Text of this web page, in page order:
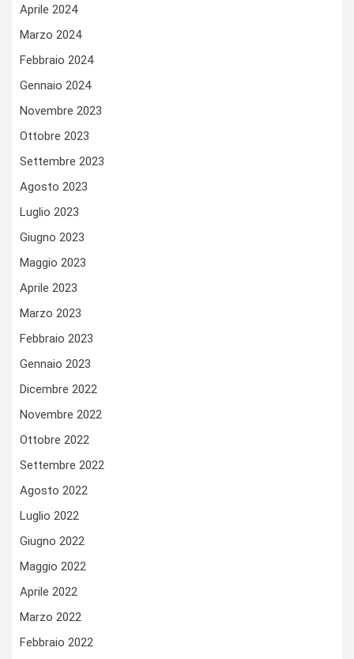
Aprile 2024
Marzo 2024
Febbraio 2024
Gennaio 2024
Novembre 2023
Ottobre 2023
Settembre 2023
Agosto 2023
Luglio 2023
Giugno 2023
Maggio 2023
Aprile 2023
Marzo 2023
Febbraio 2023
Gennaio 2023
Dicembre 2022
Novembre 2022
Ottobre 2022
Settembre 2022
Agosto 2022
Luglio 2022
Giugno 2022
Maggio 2022
Aprile 2022
Marzo 2022
Febbraio 2022